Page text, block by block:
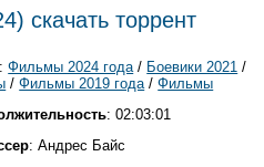
скачать торрент
:Фильмы 2024 года/ Боевики 2021 /
/Фильмы 2019 года/Фильмы
: 02:03:01
: Андрес Байс